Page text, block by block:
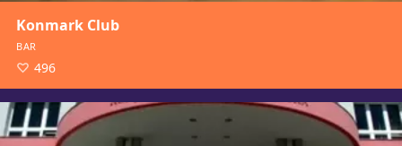
Konmark Club
BAR
496